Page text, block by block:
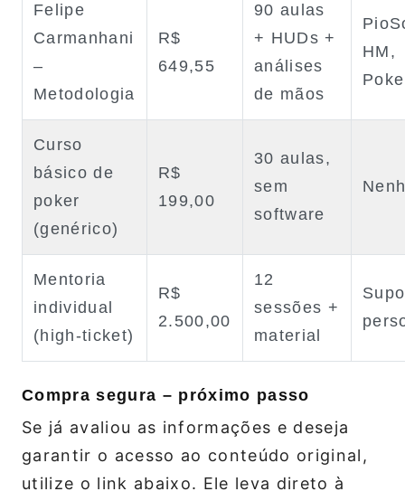
Felipe
Carmanhani
–
Metodologia
R$
649,55
90 aulas
+ HUDs +
análises
de mãos
HM,
Curso
básico de
poker
(genérico)
R$
199,00
30 aulas,
sem
software
Mentoria
individual
(high‑ticket)
R$
2.500,00
12
sessões +
material
Compra segura – próximo passo
Se já avaliou as informações e deseja
garantir o acesso ao conteúdo original,
utilize o link abaixo. Ele leva direto à